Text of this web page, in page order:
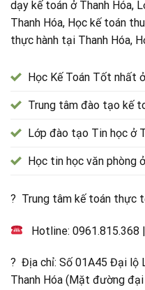
dạy kế toán ở Thanh Hóa,
Thanh Hóa, Học kế toán
thực hành tại Thanh Hóa,
Học Kế Toán Tốt nhất
Trung tâm đào tạo kế
Lớp đào tạo Tin học ở
Học tin học văn phòng
? Trung tâm kế toán thực
Hotline:0961.815.368
? Địa chỉ: Số 01A45 Đại lộ
Thanh Hóa (Mặt đường